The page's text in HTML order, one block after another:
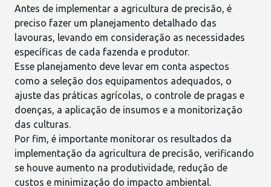
Antes de implementar a agricultura de precisão, é
preciso fazer um planejamento detalhado das
lavouras, levando em consideração as necessidades
específicas de cada fazenda e produtor.
Esse planejamento deve levar em conta aspectos
como a seleção dos equipamentos adequados, o
ajuste das práticas agrícolas, o controle de pragas e
doenças, a aplicação de insumos e a monitorização
das culturas.
Por fim, é importante monitorar os resultados da
implementação da agricultura de precisão, verificando
se houve aumento na produtividade, redução de
custos e minimização do impacto ambiental.